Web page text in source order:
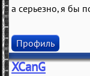
а серьезно, я бы
Профиль
XCanG